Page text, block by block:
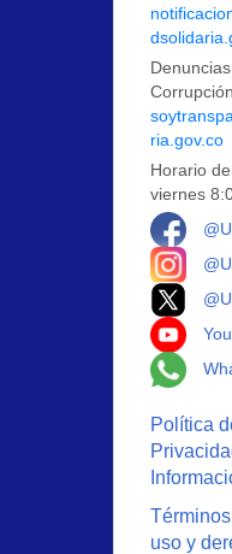
ria.gov.co
Horario
viernes
Política
uso y